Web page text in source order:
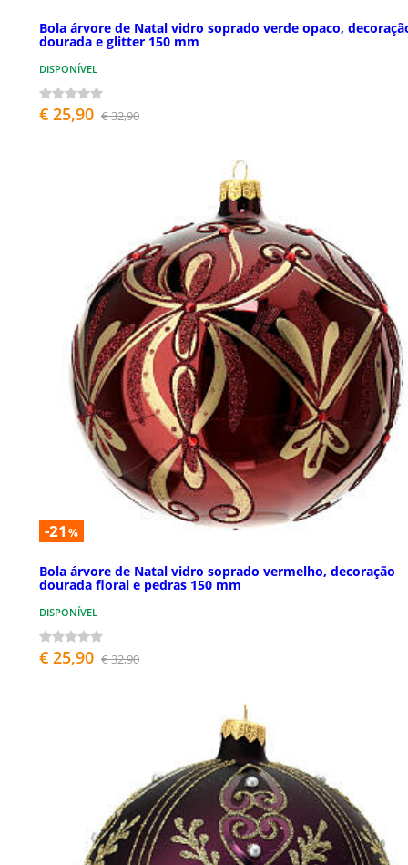
Bola árvore de Natal vidro soprado verde opaco,
dourada e glitter 150 mm
DISPONÍVEL
€ 25,90 € 32,90
-21 %
Bola árvore de Natal vidro soprado vermelho, decoração
dourada floral e pedras 150 mm
DISPONÍVEL
€ 25,90 € 32,90